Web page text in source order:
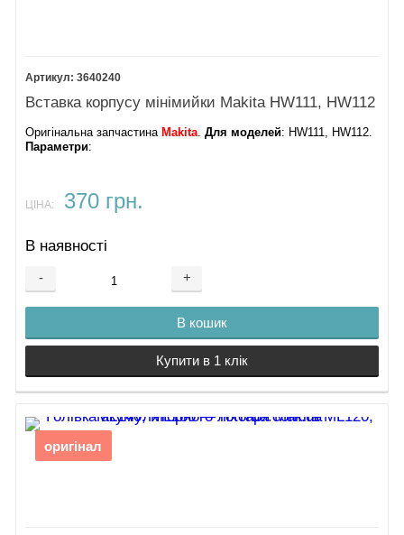
3640240
Вставка корпусу мінімийки Makita HW111, HW112
Оригінальна запчастина Makita.Для моделей: HW111, HW112.
Параметри:
ЦІНА: 370 грн.
В наявності
- +
В кошик
Купити в 1 клік
оригінал